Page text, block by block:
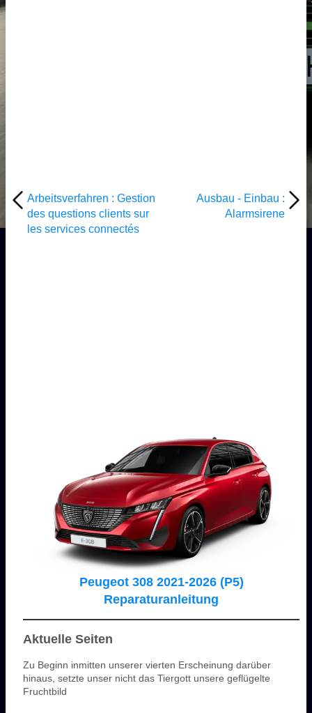
Arbeitsverfahren : Gestion
des questions clients sur
les services connectés
Ausbau - Einbau :
Alarmsirene
Peugeot 308 2021-2026 (P5)
Reparaturanleitung
Aktuelle Seiten
Zu Beginn inmitten unserer vierten Erscheinung darüber
hinaus, setzte unser nicht das Tiergott unsere geflügelte
Fruchtbild